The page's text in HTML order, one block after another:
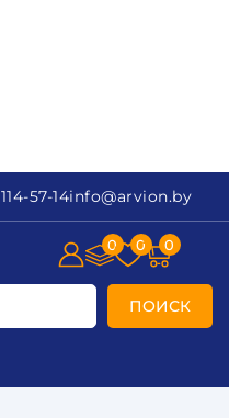
114-57-14info@arvion.by
ПОИСК
0 0 0